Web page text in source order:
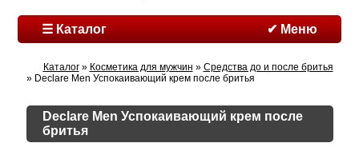
☰ Каталог ✔ Меню
Каталог» Косметика для мужчин » Средства до и после бритья
» Declare Men Успокаивающий крем после бритья
Declare Men Успокаивающий крем после
бритья